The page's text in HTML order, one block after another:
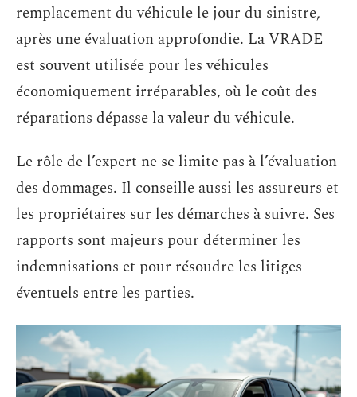
remplacement du véhicule le jour du sinistre,
après une évaluation approfondie. La VRADE
est souvent utilisée pour les véhicules
économiquement irréparables, où le coût des
réparations dépasse la valeur du véhicule.
Le rôle de l’expert ne se limite pas à l’évaluation
des dommages. Il conseille aussi les assureurs et
les propriétaires sur les démarches à suivre. Ses
rapports sont majeurs pour déterminer les
indemnisations et pour résoudre les litiges
éventuels entre les parties.